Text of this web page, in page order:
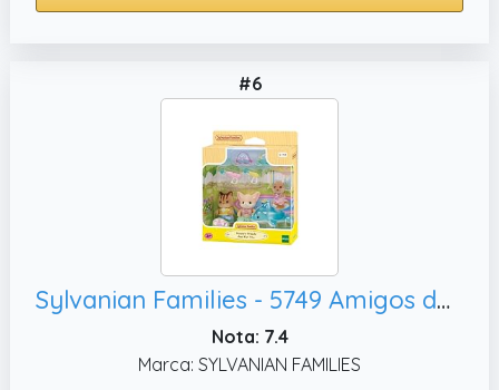
#6
Sylvanian Families - 5749 Amigos de la Guardería - Fiesta en la Piscina Casa de muñecas
Nota: 7.4
Marca: SYLVANIAN FAMILIES